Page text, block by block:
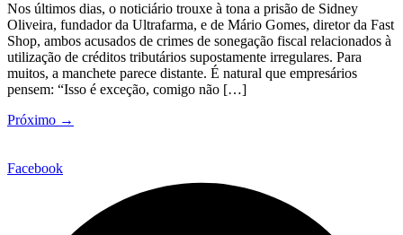
Nos últimos dias, o noticiário trouxe à tona a prisão de Sidney
Oliveira, fundador da Ultrafarma, e de Mário Gomes, diretor da Fast
Shop, ambos acusados de crimes de sonegação fiscal relacionados à
utilização de créditos tributários supostamente irregulares. Para
muitos, a manchete parece distante. É natural que empresários
pensem: “Isso é exceção, comigo não […]
Próximo →
Facebook